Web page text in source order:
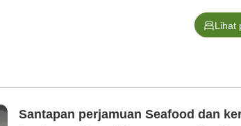
Lihat
Santapan perjamuan Seafood dan